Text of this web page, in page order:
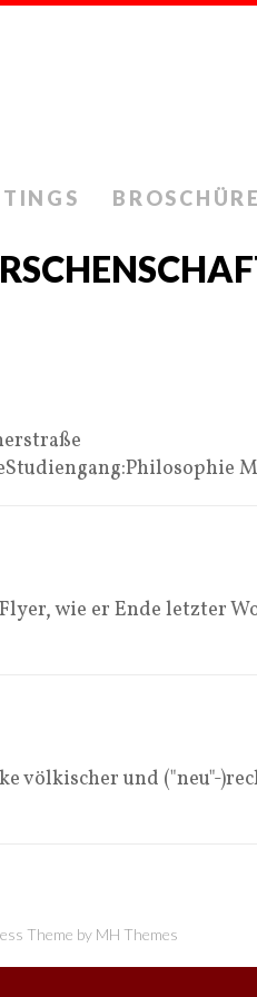
wie er Ende letzter
völkischer und ("neu"-
Theme by MH Themes